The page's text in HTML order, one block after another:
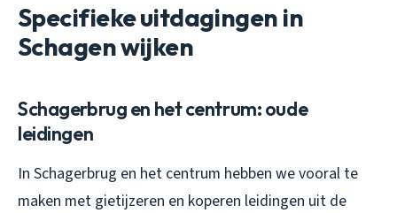
Specifieke uitdagingen in
Schagen wijken
Schagerbrug en het centrum: oude
leidingen
In Schagerbrug en het centrum hebben we vooral te
maken met gietijzeren en koperen leidingen uit de